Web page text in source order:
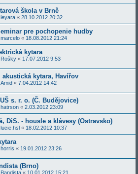
škola v Brně
leyara « 28.10.2012 20:32
pre pochopenie hudby
marcelo « 18.08.2012 21:24
kytara
Rošky « 17.07.2012 9:53
akustická kytara, Havířov
Amid « 7.04.2012 14:42
s. r. o. (Č. Budějovice)
hatrson « 2.03.2012 23:09
DiS. - housle a klávesy (Ostravsko)
lucie.hsl « 18.02.2012 10:37
horris « 19.01.2012 23:26
(Brno)
Bandista « 10.01.2012 15:21